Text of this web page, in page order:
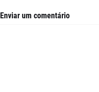
Enviar um comentário